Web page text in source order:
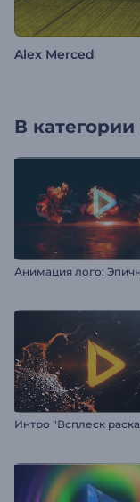
Alex Merced
В категории